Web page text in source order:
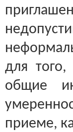
для
общие
приеме,